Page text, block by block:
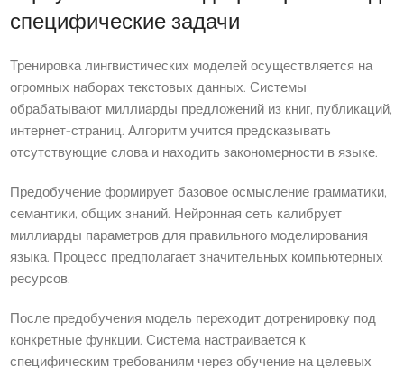
специфические задачи
Тренировка лингвистических моделей осуществляется на
огромных наборах текстовых данных. Системы
обрабатывают миллиарды предложений из книг, публикаций,
интернет-страниц. Алгоритм учится предсказывать
отсутствующие слова и находить закономерности в языке.
Предобучение формирует базовое осмысление грамматики,
семантики, общих знаний. Нейронная сеть калибрует
миллиарды параметров для правильного моделирования
языка. Процесс предполагает значительных компьютерных
ресурсов.
После предобучения модель переходит дотренировку под
конкретные функции. Система настраивается к
специфическим требованиям через обучение на целевых